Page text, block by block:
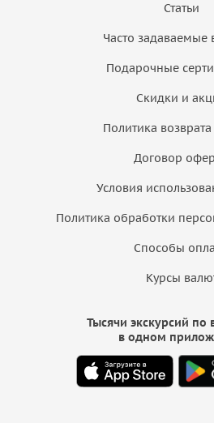
Статьи
Часто задаваемые
Подарочные
Скидки и
Политика
Договор
Условия
Политика обработки
Способы
Курсы
Тысячи экскурсий по
в одном